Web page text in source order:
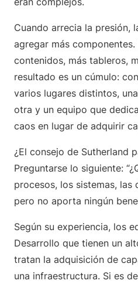
Cuando arrecia la presión,
agregar más
contenidos, más tableros,
resultado es un cúmulo:
varios lugares distintos,
otra y un equipo que
caos en lugar de adquirir
¿El consejo de Sutherland
Preguntarse lo siguiente:
procesos, los sistemas, las
pero no aporta ningún
Según su experiencia, los
Desarrollo que tienen un
tratan la adquisición de
una infraestructura. Si es